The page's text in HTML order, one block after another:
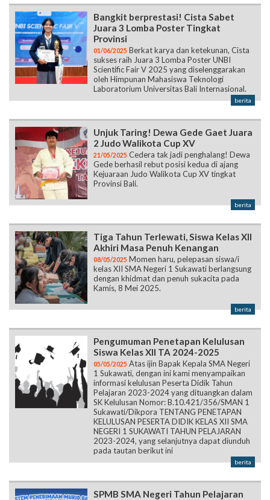
Bangkit berprestasi! Cista Sabet
Juara 3 Lomba Poster Tingkat
Provinsi
01/06/2025 Berkat karya dan ketekunan, Cista
sukses raih Juara 3 Lomba Poster UNBI
Scientific Fair V 2025 yang diselenggarakan
oleh Himpunan Mahasiswa Teknologi
Laboratorium Universitas Bali Internasional.
berita
Unjuk Taring! Dewa Gede Gaet Juara
2 Judo Walikota Cup XV
21/05/2025 Cedera tak jadi penghalang! Dewa
Gede berhasil rebut posisi kedua di ajang
Kejuaraan Judo Walikota Cup XV tingkat
Provinsi Bali.
berita
Tiga Tahun Terlewati, Siswa Kelas XII
Akhiri Masa Penuh Kenangan
08/05/2025 Momen haru, pelepasan siswa/i
kelas XII SMA Negeri 1 Sukawati berlangsung
dengan khidmat dan penuh sukacita pada
Kamis, 8 Mei 2025.
berita
Pengumuman Penetapan Kelulusan
Siswa Kelas XII TA 2024-2025
05/05/2025 Atas ijin Bapak Kepala SMA Negeri
1 Sukawati, dengan ini kami menyampaikan
informasi kelulusan Peserta Didik Tahun
Pelajaran 2023-2024 yang dituangkan dalam
SK Kelulusan Nomor: B.10.421/356/SMAN 1
Sukawati/Dikpora TENTANG PENETAPAN
KELULUSAN PESERTA DIDIK KELAS XII SMA
NEGERI 1 SUKAWATI TAHUN PELAJARAN
2023-2024, yang selanjutnya dapat diunduh
pada tautan berikut ini
berita
SPMB SMA Negeri Tahun Pelajaran